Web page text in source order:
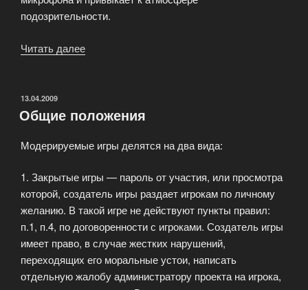
подозрительности.
Читать далее
ОПУБЛИКОВАНО
13.04.2009
Общие положения
Модерируемые игры делятся на два вида:
1. Закрытые игры — пароль от участия, или просмотра
которой, создатель игры раздает игрокам по личному
желанию. В такой игре не действуют пункты правил:
п.1, п.4, по договоренности с игроками. Создатель игры
имеет право, в случае жестких нарушений,
переходящих его моральные устои, написать
отдельную жалобу администратору проекта на игрока,